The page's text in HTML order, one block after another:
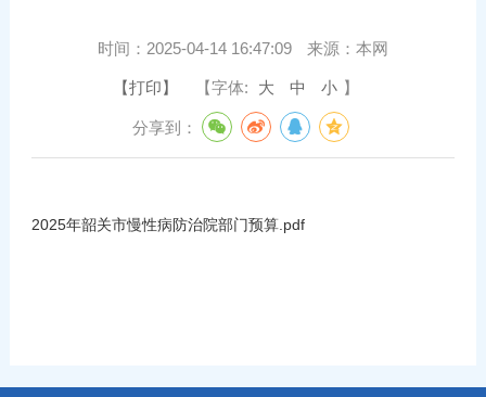
时间： 2025-04-14 16:47:09 来源： 本网
【打印】 【字体: 大 中 小 】
分享到：
2025年韶关市慢性病防治院部门预算.pdf